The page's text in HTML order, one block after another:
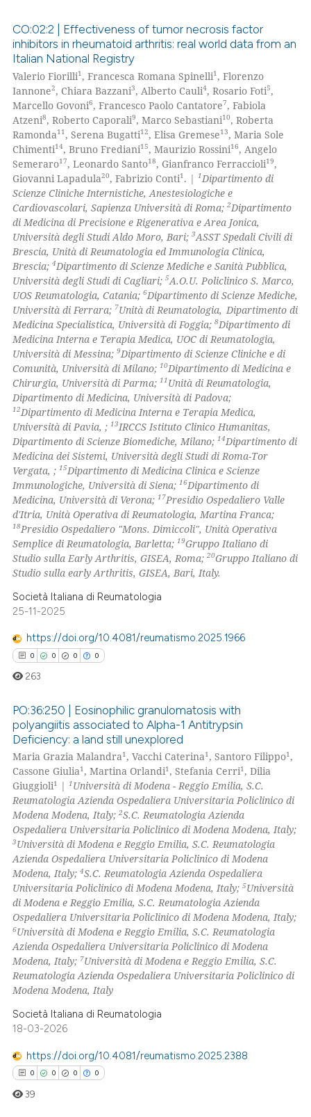
Citing Publications
Supporting
Mentioning
Contrasting
how this article has been
atscite.ai
shows how a scientific paper
cited by providing the
of the citation, a
describing whether
mentions, or contrasts
claim, and a label
in which section the
was made.
CO:02:2 | Effectiveness of tumor necrosis factor
inhibitors in rheumatoid arthritis: real world data from an
Italian National Registry
Valerio Fiorilli1, Francesca Romana Spinelli1, Florenzo
Iannone2, Chiara Bazzani3, Alberto Cauli4, Rosario Foti5,
Marcello Govoni6, Francesco Paolo Cantatore7, Fabiola
Atzeni8, Roberto Caporali9, Marco Sebastiani10, Roberta
Ramonda11, Serena Bugatti12, Elisa Gremese13, Maria Sole
Chimenti14, Bruno Frediani15, Maurizio Rossini16, Angelo
Semeraro17, Leonardo Santo18, Gianfranco Ferraccioli19,
Giovanni Lapadula20, Fabrizio Conti1. |1 Dipartimento di
Scienze Cliniche Internistiche, Anestesiologiche e
Cardiovascolari, Sapienza Università di Roma;2Dipartimento
di Medicina di Precisione e Rigenerativa e Area Jonica,
Università degli Studi Aldo Moro, Bari;3ASST Spedali Civili di
Brescia, Unità di Reumatologia ed Immunologia Clinica,
Brescia;4Dipartimento di Scienze Mediche e Sanità Pubblica,
Università degli Studi di Cagliari;5A.O.U. Policlinico S. Marco,
UOS Reumatologia, Catania;6Dipartimento di Scienze Mediche,
Università di Ferrara; 7Unità di Reumatologia, Dipartimento di
Medicina Specialistica, Università di Foggia;8Dipartimento di
Medicina Interna e Terapia Medica, UOC di Reumatologia,
Università di Messina;9Dipartimento di Scienze Cliniche e di
Comunità, Università di Milano;10Dipartimento di Medicina e
Chirurgia, Università di Parma;11 Unità di Reumatologia,
Dipartimento di Medicina, Università di Padova;
12Dipartimento di Medicina Interna e Terapia Medica,
Università di Pavia, ;13IRCCS Istituto Clinico Humanitas,
Dipartimento di Scienze Biomediche, Milano;14Dipartimento di
Medicina dei Sistemi, Università degli Studi di Roma-Tor
Vergata, ;15Dipartimento di Medicina Clinica e Scienze
Immunologiche, Università di Siena;16Dipartimento di
Medicina, Università di Verona;17Presidio Ospedaliero Valle
d'Itria, Unità Operativa di Reumatologia, Martina Franca;
18Presidio Ospedaliero "Mons. Dimiccoli", Unità Operativa
Semplice di Reumatologia, Barletta;19Gruppo Italiano di
Studio sulla Early Arthritis, GISEA, Roma;20Gruppo Italiano di
Studio sulla early Arthritis, GISEA, Bari, Italy.
Società Italiana di Reumatologia
25-11-2025
https://doi.org/10.4081/reumatismo.2025.1966
0 0 0 0
Citing Publications
Supporting
Mentioning
Contrasting
how this article has been
atscite.ai
shows how a scientific paper
been cited by providing the
of the citation, a
describing whether
mentions, or contrasts
claim, and a label
in which section the
was made.
263
PO:36:250 | Eosinophilic granulomatosis with
polyangiitis associated to Alpha-1 Antitrypsin
Deficiency: a land still unexplored
Maria Grazia Malandra1, Vacchi Caterina1, Santoro Filippo1,
Cassone Giulia1, Martina Orlandi1, Stefania Cerri1, Dilia
Giuggioli1 |1 Università di Modena - Reggio Emilia, S.C.
Reumatologia Azienda Ospedaliera Universitaria Policlinico di
Modena Modena, Italy;2S.C. Reumatologia Azienda
Ospedaliera Universitaria Policlinico di Modena Modena, Italy;
3Università di Modena e Reggio Emilia, S.C. Reumatologia
Azienda Ospedaliera Universitaria Policlinico di Modena
Modena, Italy;4S.C. Reumatologia Azienda Ospedaliera
Universitaria Policlinico di Modena Modena, Italy;5Università
di Modena e Reggio Emilia, S.C. Reumatologia Azienda
Ospedaliera Universitaria Policlinico di Modena Modena, Italy;
6Università di Modena e Reggio Emilia, S.C. Reumatologia
Azienda Ospedaliera Universitaria Policlinico di Modena
Modena, Italy; 7Università di Modena e Reggio Emilia, S.C.
Reumatologia Azienda Ospedaliera Universitaria Policlinico di
Modena Modena, Italy
Società Italiana di Reumatologia
18-03-2026
https://doi.org/10.4081/reumatismo.2025.2388
0 0 0 0
39